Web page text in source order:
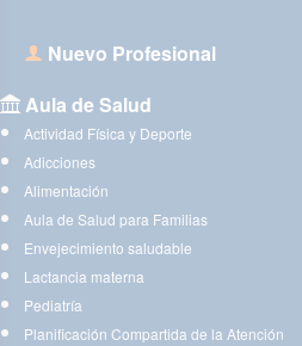
Nuevo Profesional
Aula de Salud
Actividad Física y Deporte
Adicciones
Alimentación
Aula de Salud para Familias
Envejecimiento saludable
Lactancia materna
Pediatría
Planificación Compartida de la Atención